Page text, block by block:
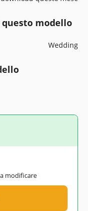
modello
Wedding
modificare